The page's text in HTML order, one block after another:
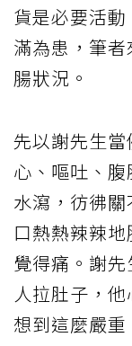
貨是必要活
滿為患，筆
腸狀況。
先以謝先生
心、嘔吐、
水瀉，彷彿
口熱熱辣辣
覺得痛。謝
人拉肚子，
想到這麼嚴重